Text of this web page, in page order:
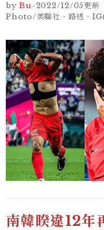
by Bu-2022/12/05更新
Photo/美聯社、路透、
南韓睽違12年